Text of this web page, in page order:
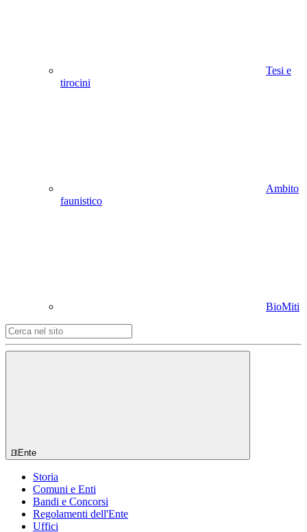
Tesi e
tirocini
Ambito
faunistico
BioMiti
Ente
Storia
Comuni e Enti
Bandi e Concorsi
Regolamenti dell'Ente
Uffici